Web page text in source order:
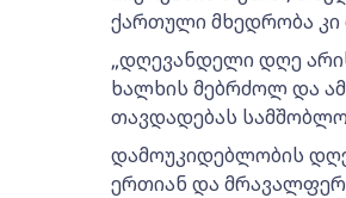
ქართული მხედრობა კი
„დღევანდელი დღე
ხალხის მებრძოლ და
თავდადებას
დამოუკიდებლობის
ერთიან და